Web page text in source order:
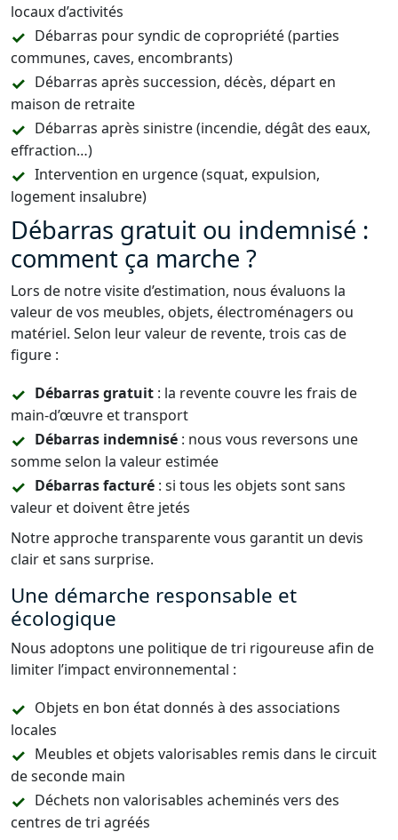
locaux d’activités
Débarras pour syndic de copropriété (parties
communes, caves, encombrants)
Débarras après succession, décès, départ en
maison de retraite
Débarras après sinistre (incendie, dégât des eaux,
effraction…)
Intervention en urgence (squat, expulsion,
logement insalubre)
Débarras gratuit ou indemnisé :
comment ça marche ?
Lors de notre visite d’estimation, nous évaluons la
valeur de vos meubles, objets, électroménagers ou
matériel. Selon leur valeur de revente, trois cas de
figure :
Débarras gratuit : la revente couvre les frais de
main-d’œuvre et transport
Débarras indemnisé : nous vous reversons une
somme selon la valeur estimée
Débarras facturé : si tous les objets sont sans
valeur et doivent être jetés
Notre approche transparente vous garantit un devis
clair et sans surprise.
Une démarche responsable et
écologique
Nous adoptons une politique de tri rigoureuse afin de
limiter l’impact environnemental :
Objets en bon état donnés à des associations
locales
Meubles et objets valorisables remis dans le circuit
de seconde main
Déchets non valorisables acheminés vers des
centres de tri agréés